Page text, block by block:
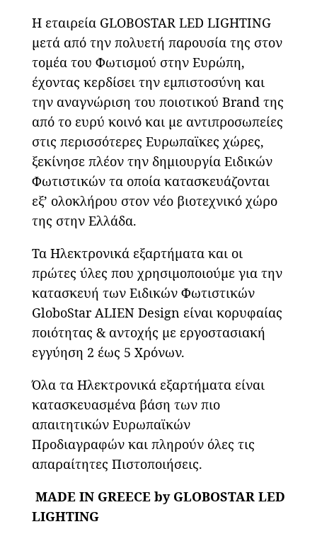
Η εταιρεία GLOBOSTAR LED LIGHTING
μετά από την πολυετή παρουσία της στον
τομέα του Φωτισμού στην Ευρώπη,
έχοντας κερδίσει την εμπιστοσύνη και
την αναγνώριση του ποιοτικού Brand της
από το ευρύ κοινό και με αντιπροσωπείες
στις περισσότερες Ευρωπαϊκες χώρες,
ξεκίνησε πλέον την δημιουργία Ειδικών
Φωτιστικών τα οποία κατασκευάζονται
εξ’ ολοκλήρου στον νέο βιοτεχνικό χώρο
της στην Ελλάδα.
Τα Ηλεκτρονικά εξαρτήματα και οι
πρώτες ύλες που χρησιμοποιούμε για την
κατασκευή των Ειδικών Φωτιστικών
GloboStar ALIEN Design είναι κορυφαίας
ποιότητας & αντοχής με εργοστασιακή
εγγύηση 2 έως 5 Χρόνων.
Όλα τα Ηλεκτρονικά εξαρτήματα είναι
κατασκευασμένα βάση των πιο
απαιτητικών Ευρωπαϊκών
Προδιαγραφών και πληρούν όλες τις
απαραίτητες Πιστοποιήσεις.
MADE IN GREECE by GLOBOSTAR LED
LIGHTING